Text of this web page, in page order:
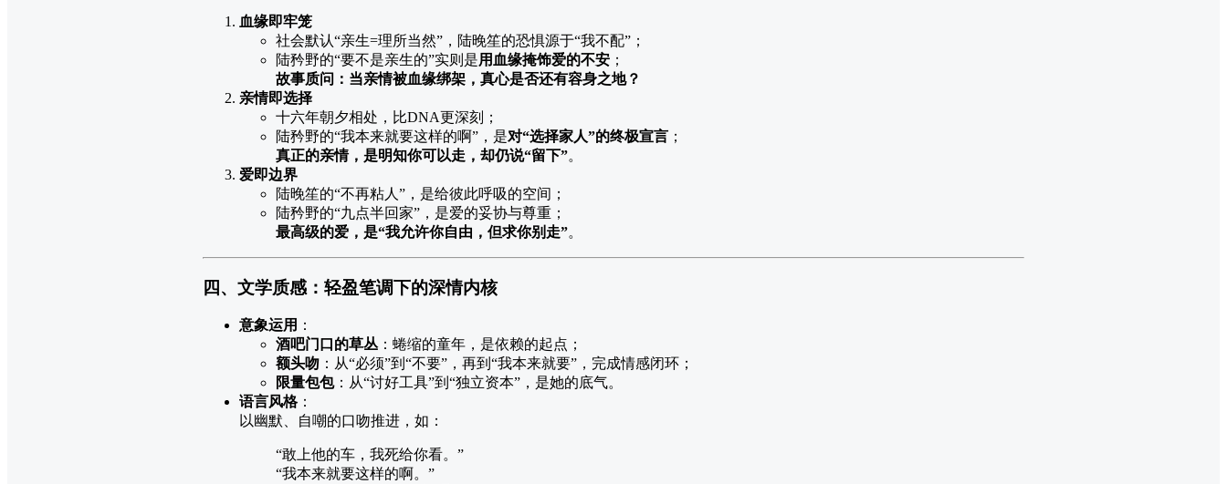
血缘即牢笼
社会默认“亲生=理所当然”，陆晚笙的恐惧源于“我不配”；
陆矜野的“要不是亲生的”实则是用血缘掩饰爱的不安 ；
故事质问：当亲情被血缘绑架，真心是否还有容身之地？
亲情即选择
十六年朝夕相处，比DNA更深刻；
陆矜野的“我本来就要这样的啊”，是对“选择家人”的终极宣言 ；
真正的亲情，是明知你可以走，却仍说“留下”。
爱即边界
陆晚笙的“不再粘人”，是给彼此呼吸的空间；
陆矜野的“九点半回家”，是爱的妥协与尊重；
最高级的爱，是“我允许你自由，但求你别走”。
四、文学质感：轻盈笔调下的深情内核
意象运用 ：
酒吧门口的草丛：蜷缩的童年，是依赖的起点；
额头吻 ：从“必须”到“不要”，再到“我本来就要”，完成情感闭环；
限量包包：从“讨好工具”到“独立资本”，是她的底气。
语言风格：
以幽默、自嘲的口吻推进，如：
“敢上他的车，我死给你看。”
“我本来就要这样的啊。”